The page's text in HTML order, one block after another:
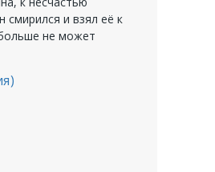
смирился и взял её к
не может